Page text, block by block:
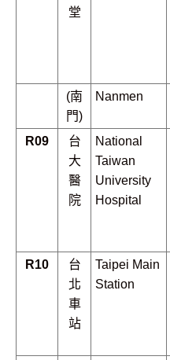
堂
(南
門)
Nanmen
R09
台
大
醫
院
National
Taiwan
University
Hospital
R10
台
北
車
站
Taipei Main
Station